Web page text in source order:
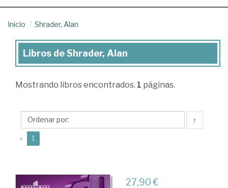
Inicio Shrader, Alan
Libros
Shrader,
Libros de Shrader, Alan
Mostrando libros encontrados. 1 páginas.
↑
« 1
27,90 €